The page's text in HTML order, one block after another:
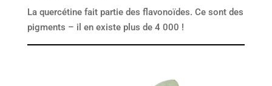
La quercétine fait partie des flavonoïdes. Ce sont des
pigments – il en existe plus de 4 000 !